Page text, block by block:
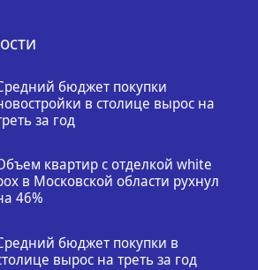
бюджет покупки
в столице вырос на
за год
квартир с отделкой white
в Московской области рухнул
46%
бюджет покупки в
вырос на треть за год